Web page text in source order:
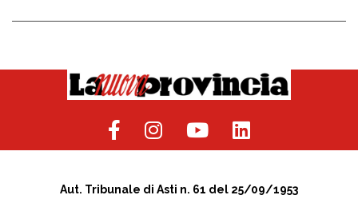
Aut. Tribunale di Asti n. 61 del 25/09/1953